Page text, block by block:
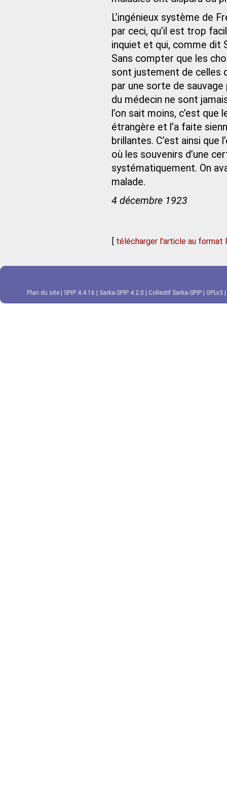
L’ingénieux système de
par ceci, qu’il est trop
inquiet et qui, comme dit
Sans compter que les
sont justement de celles
par une sorte de
du médecin ne sont
l’on sait moins, c’est
étrangère et l’a faite
brillantes. C’est ainsi que
où les souvenirs d’une
systématiquement. On
malade.
4 décembre 1923
[ télécharger l'article au format
Plan du site SPIP 4.4.16 Sarka-SPIP 4.2.0 Collectif Sarka-SPIP GPLv3